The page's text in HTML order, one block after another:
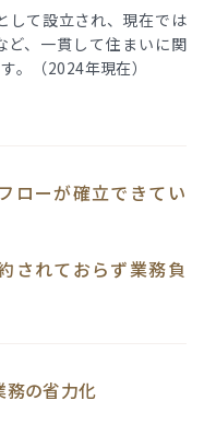
して設立され、現在では
ど、一貫して住まいに関
。（2024年現在）
ローが確立できてい
されておらず業務負
務の省力化